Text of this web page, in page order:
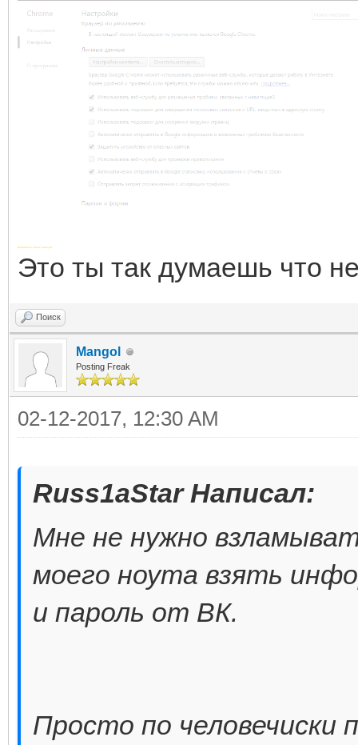
Добавлено через 4 минуты
Это ты так думаешь что
Поиск
Mangol
Posting Freak
02-12-2017, 12:30 AM
Russ1aStar Написал:
Мне не нужно
моего ноута взять
и пароль от ВК.
Просто по человечиски